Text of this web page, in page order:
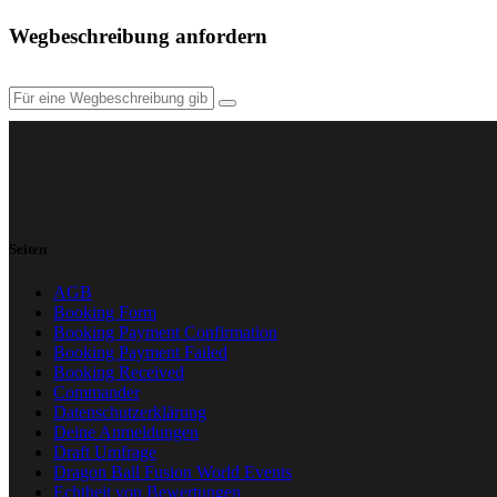
Wegbeschreibung anfordern
Seiten
AGB
Booking Form
Booking Payment Confirmation
Booking Payment Failed
Booking Received
Commander
Datenschutzerklärung
Deine Anmeldungen
Draft Umfrage
Dragon Ball Fusion World Events
Echtheit von Bewertungen